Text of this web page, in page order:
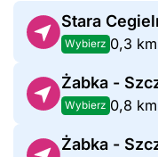
Stara
Wybierz 0,3 km
Wybierz 0,8 km
Żabka -